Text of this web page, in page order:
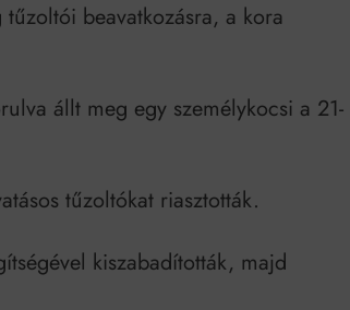
beavatkozásra, a kora
állt meg egy személykocsi a 21-
tűzoltókat riasztották.
kiszabadították, majd